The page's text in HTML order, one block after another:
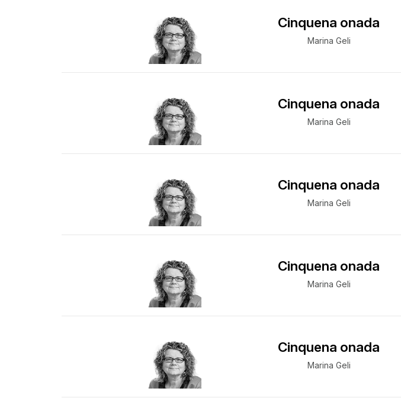
Cinquena onada
Marina Geli
Cinquena onada
Marina Geli
Cinquena onada
Marina Geli
Cinquena onada
Marina Geli
Cinquena onada
Marina Geli